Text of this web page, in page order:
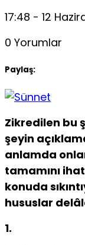
17:48 - 12
0 Yorumlar
Paylaş:
Zikredilen bu
şeyin
anlamda
tamamını
konuda
hususlar
1.